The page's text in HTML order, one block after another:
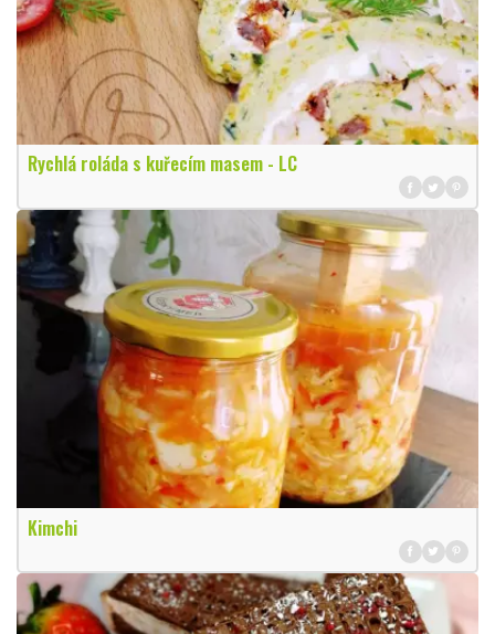
Rychlá roláda s kuřecím masem - LC
Kimchi